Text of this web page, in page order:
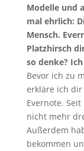
Modelle und
mal ehrlich:
Mensch.
Platzhirsch
so denke?
Bevor ich zu
erkläre ich
Evernote.
nicht mehr
Außerdem
bekommen